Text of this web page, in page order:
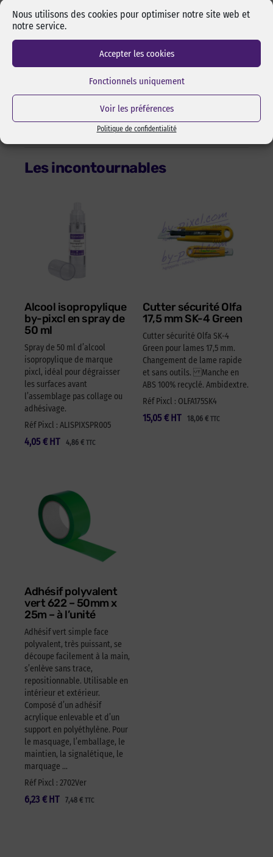
Nous utilisons des cookies pour optimiser notre site web et
notre service.
Accepter les cookies
Fonctionnels uniquement
Voir les préférences
Politique de confidentialité
boucle est la partie douce (femelle) du scratch et le crochet la
partie rugueuse (mâle)
Velours et champignon : couple fin et design – Le velours est la
Boucle et champignon : Agrippant plus puissant – La boucle est
la partie douce (femelle) du scratch et le champignon la partie
rugueuse (mâle)
Les incontournables
Alcool isopropylique
by-pixcl en spray de
50 ml
Spray de 50 ml d’alcool
isopropylique de marque
pixcl, idéal pour dégraisser
les surfaces avant
l’assemblage pas collage ou
adhésivage.
Réf Pixcl : ALISPIXSPR005
4,05 € 4,86 € TTC
HT
Cutter sécurité Olfa
17,5 mm SK-4 Green
Cutter sécurité Olfa SK-4
Green pour lames 17,5 mm.
Changement de lame rapide
et sans outils. Manche en
ABS 100% recyclé. Ambidextre.
Réf Pixcl : OLFA175SK4
15,05 € 18,06 € TTC
HT
Adhésif polyvalent
vert 622 – 50mm x
25m – à l’unité
Adhésif vert simple face
polyvalent, très puissant, se
découpe facilement à la main,
s’enlève sans trace,
repositionnable. Utilisable en
intérieur et extérieur.
Composé d’un adhésif
acrylique enlevable et d’un
support en polyéthylène. Pour
le masquage, l’emballage, le
maintien, la signalétique, le
marquage …
Réf Pixcl : 2702Ver
6,23 € 7,48 € TTC
HT